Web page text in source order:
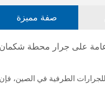
صفة مميزة